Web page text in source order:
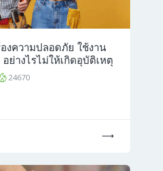
งความปลอดภัย ใช้งาน
อย่างไรไม่ให้เกิดอุบัติเหตุ
24670